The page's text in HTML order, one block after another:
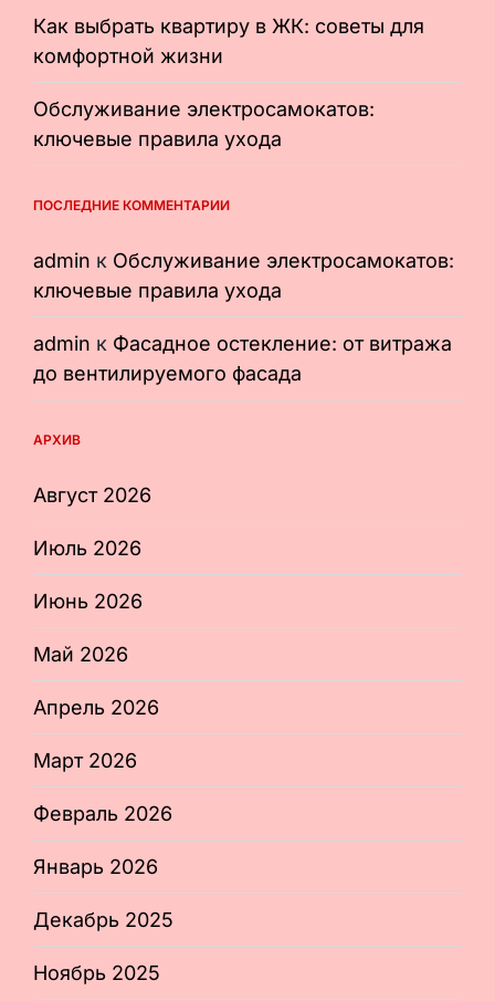
Как выбрать квартиру в ЖК: советы для
комфортной жизни
Обслуживание электросамокатов:
ключевые правила ухода
ПОСЛЕДНИЕ КОММЕНТАРИИ
admin к Обслуживание электросамокатов:
ключевые правила ухода
admin к Фасадное остекление: от витража
до вентилируемого фасада
АРХИВ
Август 2026
Июль 2026
Июнь 2026
Май 2026
Апрель 2026
Март 2026
Февраль 2026
Январь 2026
Декабрь 2025
Ноябрь 2025